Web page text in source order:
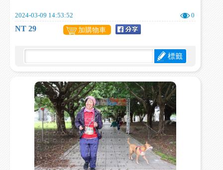
2024-03-09 14:53:52 0
NT 29 加購物車
標籤